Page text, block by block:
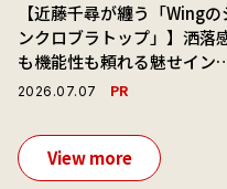
【近藤千尋が纏う「Wingの
ンクロブラトップ」】洒落
も機能性も頼れる魅せイン
ーで毎日を心地よくアプデ！
2026.07.07 PR
View more